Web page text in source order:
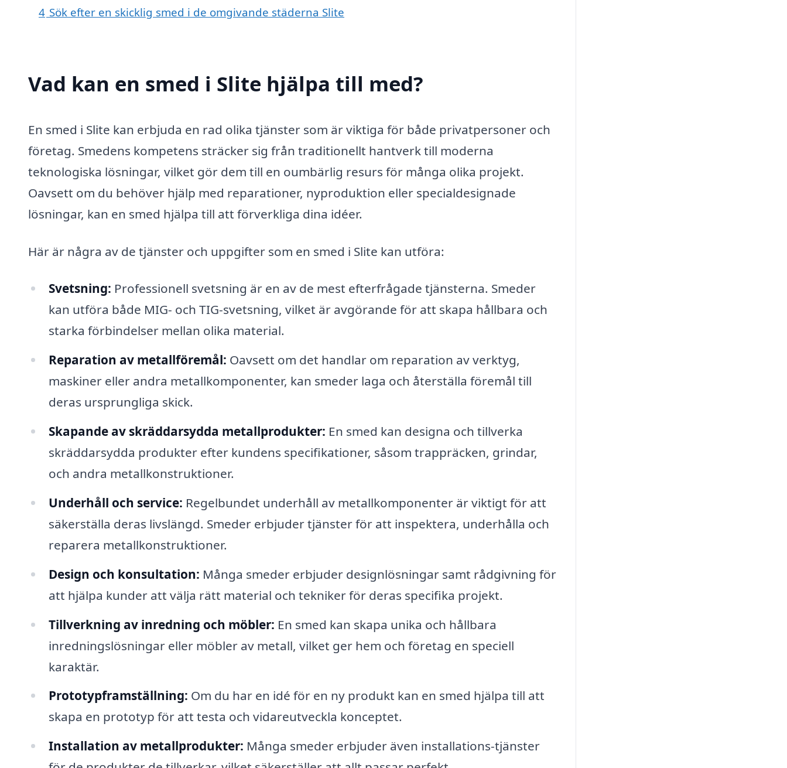
4 Sök efter en skicklig smed i de omgivande städerna Slite
Vad kan en smed i Slite hjälpa till med?
En smed i Slite kan erbjuda en rad olika tjänster som är viktiga för både privatpersoner och
företag. Smedens kompetens sträcker sig från traditionellt hantverk till moderna
teknologiska lösningar, vilket gör dem till en oumbärlig resurs för många olika projekt.
Oavsett om du behöver hjälp med reparationer, nyproduktion eller specialdesignade
lösningar, kan en smed hjälpa till att förverkliga dina idéer.
Här är några av de tjänster och uppgifter som en smed i Slite kan utföra:
Svetsning: Professionell svetsning är en av de mest efterfrågade tjänsterna. Smeder
kan utföra både MIG- och TIG-svetsning, vilket är avgörande för att skapa hållbara och
starka förbindelser mellan olika material.
Reparation av metallföremål: Oavsett om det handlar om reparation av verktyg,
maskiner eller andra metallkomponenter, kan smeder laga och återställa föremål till
deras ursprungliga skick.
Skapande av skräddarsydda metallprodukter: En smed kan designa och tillverka
skräddarsydda produkter efter kundens specifikationer, såsom trappräcken, grindar,
och andra metallkonstruktioner.
Underhåll och service: Regelbundet underhåll av metallkomponenter är viktigt för att
säkerställa deras livslängd. Smeder erbjuder tjänster för att inspektera, underhålla och
reparera metallkonstruktioner.
Design och konsultation: Många smeder erbjuder designlösningar samt rådgivning för
att hjälpa kunder att välja rätt material och tekniker för deras specifika projekt.
Tillverkning av inredning och möbler: En smed kan skapa unika och hållbara
inredningslösningar eller möbler av metall, vilket ger hem och företag en speciell
karaktär.
Prototypframställning: Om du har en idé för en ny produkt kan en smed hjälpa till att
skapa en prototyp för att testa och vidareutveckla konceptet.
Installation av metallprodukter: Många smeder erbjuder även installations-tjänster